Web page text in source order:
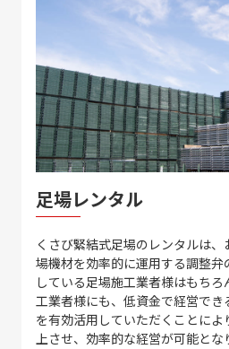
足場レンタル
くさび緊結式足場のレンタルは
場機材を効率的に運用する調整弁
している足場施工業者様はもち
工業者様にも、低資金で経営で
を有効活用していただくことに
上させ、効率的な経営が可能とな